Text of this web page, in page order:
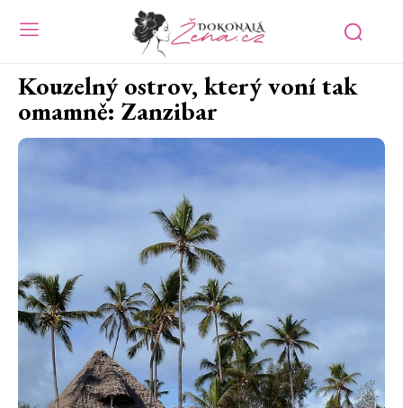
Kouzelný ostrov, který voní tak
omamně: Zanzibar